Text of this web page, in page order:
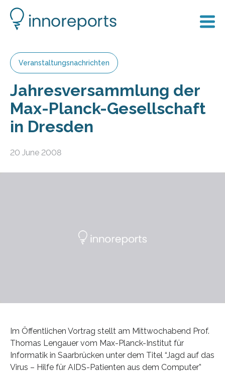
Veranstaltungsnachrichten
Jahresversammlung der
Max-Planck-Gesellschaft
in Dresden
20 June 2008
Im Öffentlichen Vortrag stellt am Mittwochabend Prof.
Thomas Lengauer vom Max-Planck-Institut für
Informatik in Saarbrücken unter dem Titel “Jagd auf das
Virus – Hilfe für AIDS-Patienten aus dem Computer”